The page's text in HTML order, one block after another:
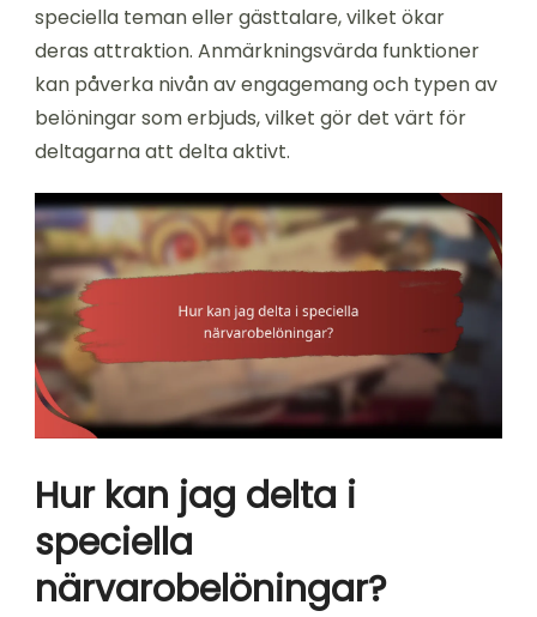
speciella teman eller gästtalare, vilket ökar
deras attraktion. Anmärkningsvärda funktioner
kan påverka nivån av engagemang och typen av
belöningar som erbjuds, vilket gör det värt för
deltagarna att delta aktivt.
Hur kan jag delta i
speciella
närvarobelöningar?